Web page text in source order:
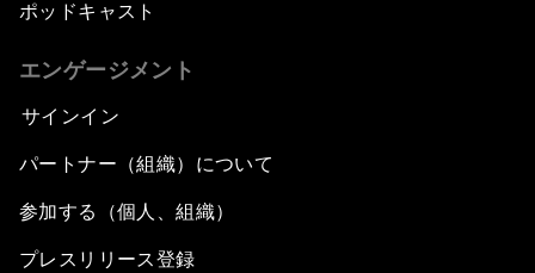
ポッドキャスト
エンゲージメント
サインイン
パートナー（組織）について
参加する（個人、組織）
プレスリリース登録